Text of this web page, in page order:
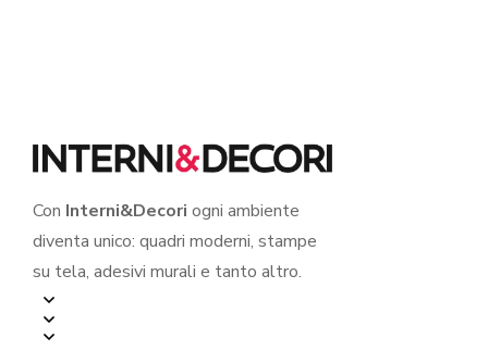
Con Interni&Decori ogni ambiente
diventa unico: quadri moderni, stampe
su tela, adesivi murali e tanto altro.